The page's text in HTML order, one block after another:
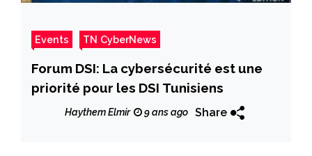
Events TN CyberNews
Forum DSI: La cybersécurité est une
priorité pour les DSI Tunisiens
Haythem Elmir 9 ans ago Share